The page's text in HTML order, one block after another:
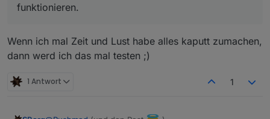
funktionieren.
Wenn ich mal Zeit und Lust habe alles kaputt zumachen,
dann werd ich das mal testen ;)
1 Antwort 1